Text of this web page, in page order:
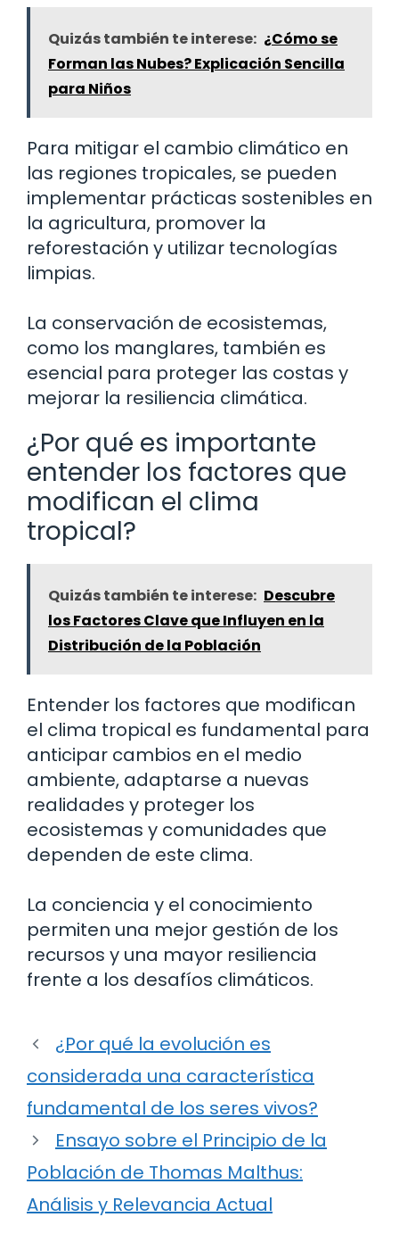
Quizás también te interese: ¿Cómo se
Forman las Nubes? Explicación Sencilla
para Niños
Para mitigar el cambio climático en
las regiones tropicales, se pueden
implementar prácticas sostenibles en
la agricultura, promover la
reforestación y utilizar tecnologías
limpias.
La conservación de ecosistemas,
como los manglares, también es
esencial para proteger las costas y
mejorar la resiliencia climática.
¿Por qué es importante
entender los factores que
modifican el clima
tropical?
Quizás también te interese: Descubre
los Factores Clave que Influyen en la
Distribución de la Población
Entender los factores que modifican
el clima tropical es fundamental para
anticipar cambios en el medio
ambiente, adaptarse a nuevas
realidades y proteger los
ecosistemas y comunidades que
dependen de este clima.
La conciencia y el conocimiento
permiten una mejor gestión de los
recursos y una mayor resiliencia
frente a los desafíos climáticos.
¿Por qué la evolución es
considerada una característica
fundamental de los seres vivos?
Ensayo sobre el Principio de la
Población de Thomas Malthus:
Análisis y Relevancia Actual